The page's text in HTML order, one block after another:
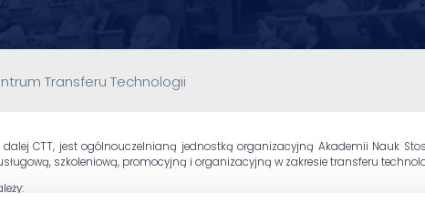
Transferu Technologii
dalej CTT, jest ogólnouczelnianą jednostką organizacyjną Akademii Nauk
szkoleniową, promocyjną i organizacyjną w zakresie transferu